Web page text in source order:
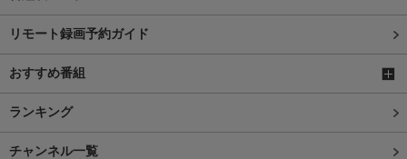
リモート録画予約ガイド
おすすめ番組
ランキング
チャンネル一覧